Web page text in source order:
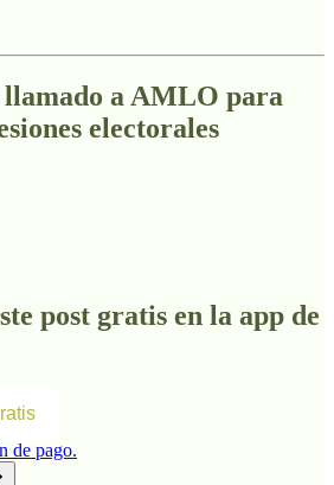
a AMLO para
electorales
post gratis en la app de
de pago.